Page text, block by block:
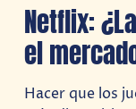
Netflix:
el
Hacer que los